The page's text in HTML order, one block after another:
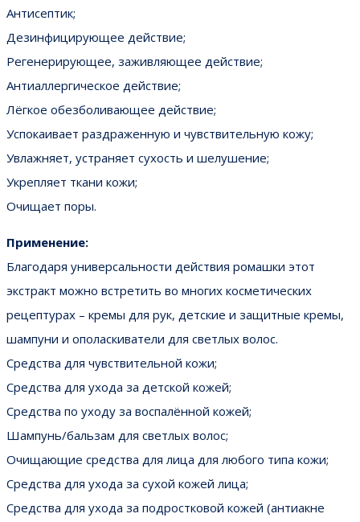
Антисептик;
Дезинфицирующее действие;
Регенерирующее, заживляющее действие;
Антиаллергическое действие;
Лёгкое обезболивающее действие;
Успокаивает раздраженную и чувствительную кожу;
Увлажняет, устраняет сухость и шелушение;
Укрепляет ткани кожи;
Очищает поры.
Применение:
Благодаря универсальности действия ромашки этот
экстракт можно встретить во многих косметических
рецептурах – кремы для рук, детские и защитные кремы,
шампуни и ополаскиватели для светлых волос.
Средства для чувствительной кожи;
Средства для ухода за детской кожей;
Средства по уходу за воспалённой кожей;
Шампунь/бальзам для светлых волос;
Очищающие средства для лица для любого типа кожи;
Средства для ухода за сухой кожей лица;
Средства для ухода за подростковой кожей (антиакне